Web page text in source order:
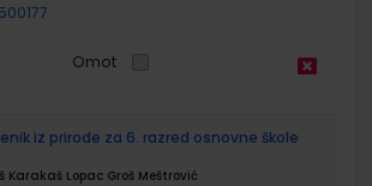
500177
Omot
iz prirode za 6. razred osnovne škole
Karakaš Lopac Groš Meštrović